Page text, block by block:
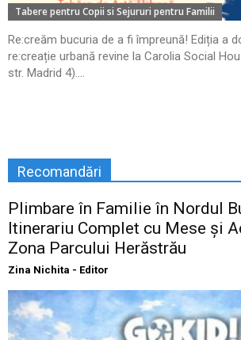
Tabere pentru Copii si Sejururi pentru Familii
Re:creăm bucuria de a fi împreună! Ediția a
re:creație urbană revine la Carolia Social
str. Madrid 4)....
Recomandări
Plimbare în Familie în Nordul
Itinerariu Complet cu Mese și
Zona Parcului Herăstrău
Zina Nichita - Editor